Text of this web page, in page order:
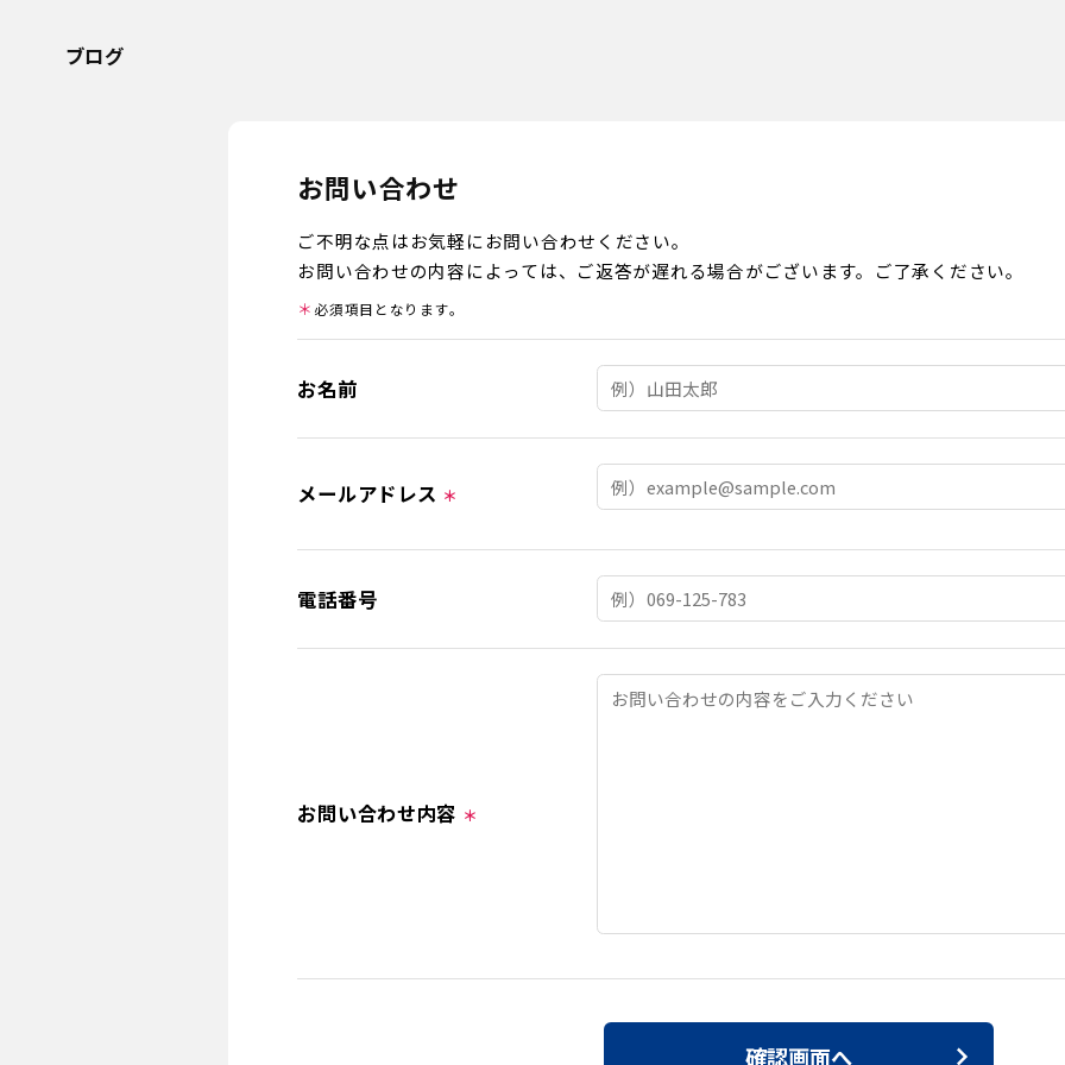
ブログ
お問い合わせ
ご不明な点はお気軽にお問い合わせください。
お問い合わせの内容によっては、ご返答が遅れる場合がございます。ご了承ください。
＊ 必須項目となります。
お名前
メールアドレス ＊
電話番号
お問い合わせ内容 ＊
確認画面へ